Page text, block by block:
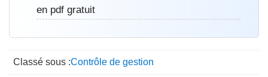
en pdf gratuit
Classé sous :Contrôle de gestion